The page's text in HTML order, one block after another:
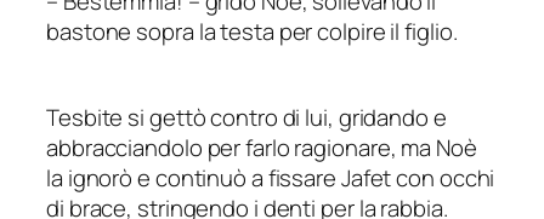
bastone sopra la testa per colpire il figlio.
Tesbite si gettò contro di lui, gridando e
abbracciandolo per farlo ragionare, ma Noè
la ignorò e continuò a fissare Jafet con occhi
di brace, stringendo i denti per la rabbia.